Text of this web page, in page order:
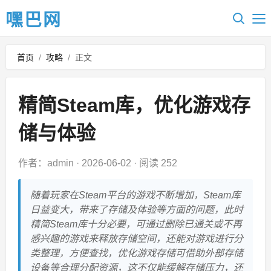
嘿巴网
首页 / 攻略 / 正文
精简Steam库，优化游戏存
储与体验
作者：admin · 2026-06-02 · 阅读 252
随着玩家在Steam平台的游戏不断增加，Steam库
日益变大，带来了存储及体验等方面的问题，此时
精简Steam库十分必要，可通过删除已通关或不再
感兴趣的游戏来释放存储空间，还能对游戏进行分
类整理，方便查找，优化游戏存储可借助外部存储
设备等合理分配资源，这不仅能缓解存储压力，还